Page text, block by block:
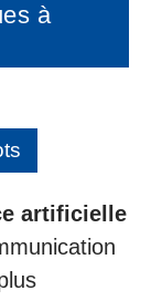
à
artificielle